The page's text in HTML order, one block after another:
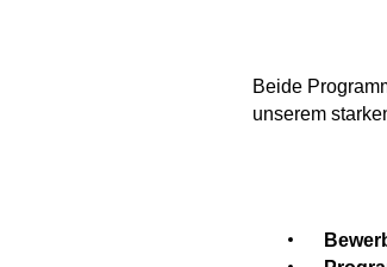
Beide
unserem